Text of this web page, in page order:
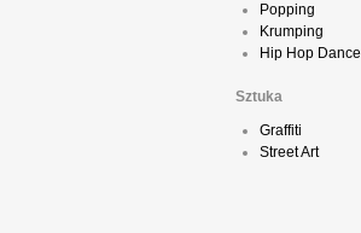
Popping
Krumping
Hip Hop Dance
Sztuka
Graffiti
Street Art